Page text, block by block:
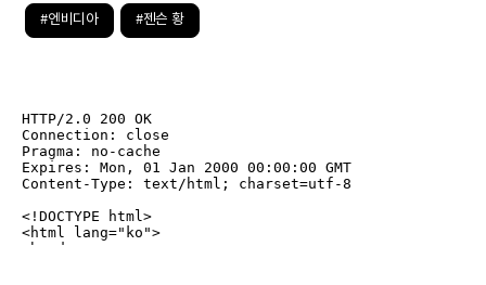
#엔비디아 #젠슨 황